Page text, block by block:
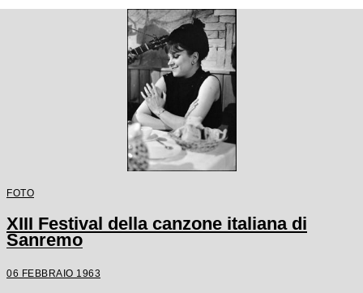
FOTO
XIII Festival della canzone italiana di
Sanremo
06 FEBBRAIO 1963